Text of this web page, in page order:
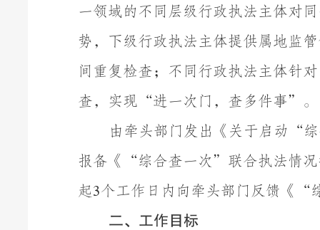
一领域的不同层级行政执法主体对
势，下级行政执法主体提供属地监
间重复检查；不同行政执法主体针
查，实现 “进一次门，查多件事” 。
由牵头部门发出《关于启动 “
报备《
“综合查一次 ” 联合执法情
起3个工作日内向牵头部门反馈《 “
二、工作目标